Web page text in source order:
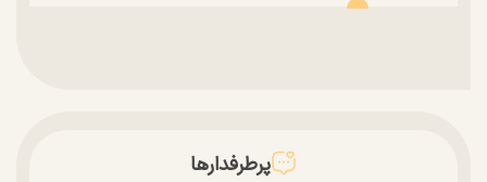
پرطرفدارها